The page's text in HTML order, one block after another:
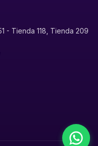
- Tienda 118, Tienda 209